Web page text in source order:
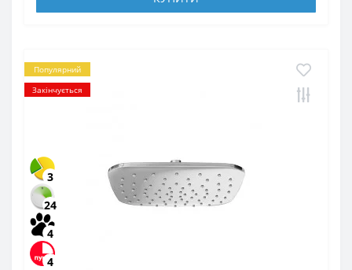
Популярний
Закінчується
3
24
4
4